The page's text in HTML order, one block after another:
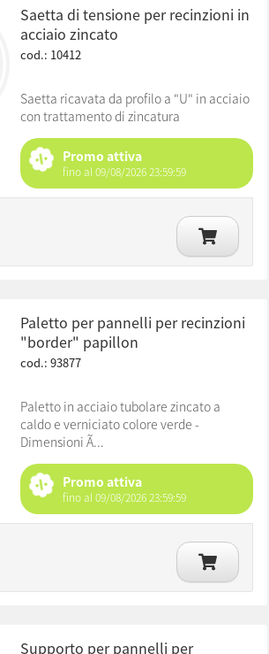
saetta di tensione per recinzioni in
acciaio zincato
cod.: 10412
Saetta ricavata da profilo a "U" in acciaio
con trattamento di zincatura
Promo attiva
fino al 09/08/2026 23:59:59
paletto per pannelli per recinzioni
"border" papillon
cod.: 93877
Paletto in acciaio tubolare zincato a
caldo e verniciato colore verde -
Dimensioni Ã...
Promo attiva
fino al 09/08/2026 23:59:59
supporto per pannelli per